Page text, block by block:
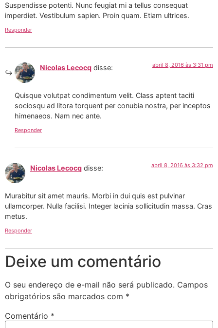
Suspendisse potenti. Nunc feugiat mi a tellus consequat
imperdiet. Vestibulum sapien. Proin quam. Etiam ultrices.
Responder
Nicolas Lecocq disse: abril 8, 2016 às 3:31 pm
Quisque volutpat condimentum velit. Class aptent taciti
sociosqu ad litora torquent per conubia nostra, per inceptos
himenaeos. Nam nec ante.
Responder
Nicolas Lecocq disse: abril 8, 2016 às 3:32 pm
Murabitur sit amet mauris. Morbi in dui quis est pulvinar
ullamcorper. Nulla facilisi. Integer lacinia sollicitudin massa. Cras
metus.
Responder
Deixe um comentário
O seu endereço de e-mail não será publicado. Campos
obrigatórios são marcados com *
Comentário *